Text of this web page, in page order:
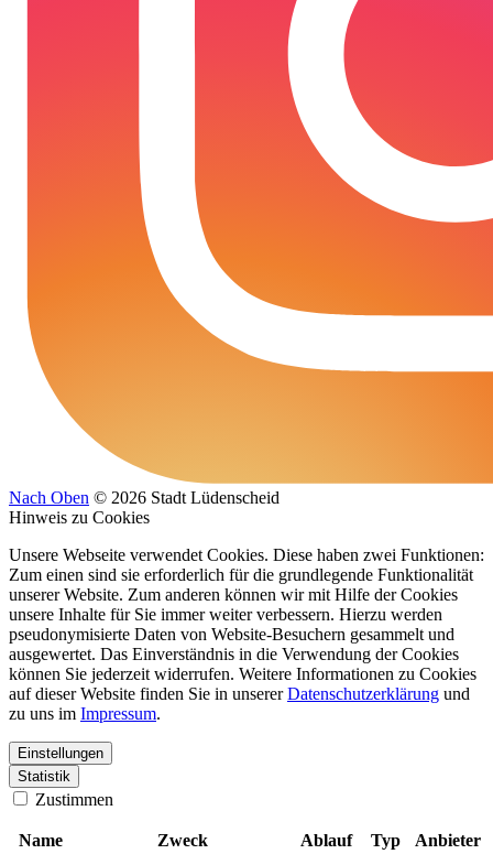
Nach Oben © 2026 Stadt Lüdenscheid
Hinweis zu Cookies
Unsere Webseite verwendet Cookies. Diese haben zwei Funktionen:
Zum einen sind sie erforderlich für die grundlegende Funktionalität
unserer Website. Zum anderen können wir mit Hilfe der Cookies
unsere Inhalte für Sie immer weiter verbessern. Hierzu werden
pseudonymisierte Daten von Website-Besuchern gesammelt und
ausgewertet. Das Einverständnis in die Verwendung der Cookies
können Sie jederzeit widerrufen. Weitere Informationen zu Cookies
auf dieser Website finden Sie in unsererDatenschutzerklärung und
zu uns im Impressum.
Einstellungen
Statistik
Zustimmen
Name Zweck Ablauf Typ
Anbieter